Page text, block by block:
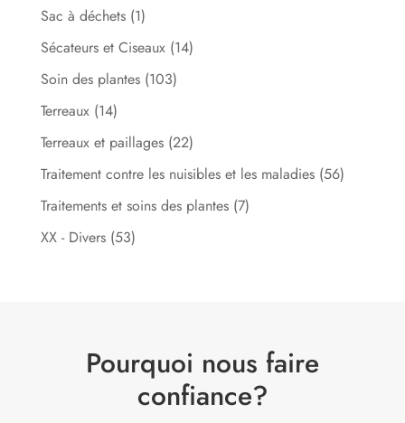
Sac à déchets (1)
Sécateurs et Ciseaux (14)
Soin des plantes (103)
Terreaux (14)
Terreaux et paillages (22)
Traitement contre les nuisibles et les maladies (56)
Traitements et soins des plantes (7)
XX - Divers (53)
Pourquoi nous faire
confiance?